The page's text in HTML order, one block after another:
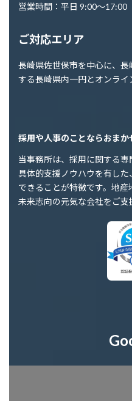
営業時間：平日 9:00～17:00
ご対応エリア
長崎県佐世保市を中心に、
する長崎県内一円とオンラ
採用や人事のことならおまか
当事務所は、採用に関する専
具体的支援ノウハウを有し
できることが特徴です。地産
未来志向の元気な会社をご支